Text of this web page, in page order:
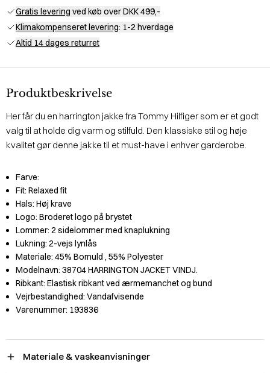
Gratis levering ved køb over DKK 499,-
Klimakompenseret levering: 1-2 hverdage
Altid 14 dages returret
Produktbeskrivelse
Her får du en harrington jakke fra Tommy Hilfiger som er et godt
valg til at holde dig varm og stilfuld. Den klassiske stil og høje
kvalitet gør denne jakke til et must-have i enhver garderobe.
Farve:
Fit: Relaxed fit
Hals: Høj krave
Logo: Broderet logo på brystet
Lommer: 2 sidelommer med knaplukning
Lukning: 2-vejs lynlås
Materiale: 45% Bomuld , 55% Polyester
Modelnavn: 38704 HARRINGTON JACKET VINDJ.
Ribkant: Elastisk ribkant ved ærmemanchet og bund
Vejrbestandighed: Vandafvisende
Varenummer: 193836
Materiale & vaskeanvisninger